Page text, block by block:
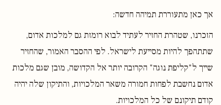
אך כאן מתעוררת תמיהה חדשה:
הזכרנו, שטהרת החזיר לעתיד לבוא רומזת גם למלכות אדום,
שתתהפך להיות מסייעת לישראל. לפי ההסבר האמור, שהחזיר
שייך ל"קליפת נוגה" הקרובה יותר אל הקדושה, מובן שגם מלכות
אדום נחשבת לפחות חמורה משאר המלכויות, והתיקון שלה יהיה
קודם תיקונם של כל המלכויות.